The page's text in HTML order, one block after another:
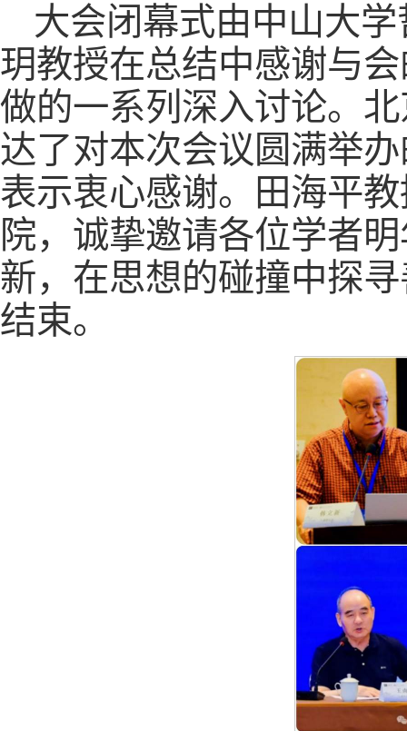
大会闭幕式由中山大
玥教授在总结中感谢与
做的一系列深入讨论。
达了对本次会议圆满举
表示衷心感谢。田海平
院，诚挚邀请各位学者
新，在思想的碰撞中探
结束。